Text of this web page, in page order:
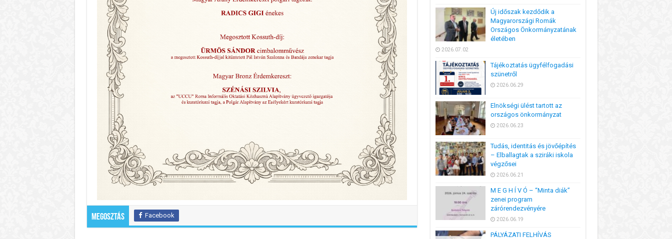
Megosztás Facebook
Új időszak kezdődik a
Magyarországi Romák
Országos Önkormányzatának
életében
2026.07.02
Tájékoztatás ügyfélfogadási
szünetről
2026.06.29
Elnökségi ülést tartott az
országos önkormányzat
2026.06.23
Tudás, identitás és jövőépítés
– Elballagtak a sziráki iskola
végzősei
2026.06.21
M E G H Í V Ó – “Minta diák”
zenei program
zárórendezvényére
2026.06.19
PÁLYÁZATI FELHÍVÁS